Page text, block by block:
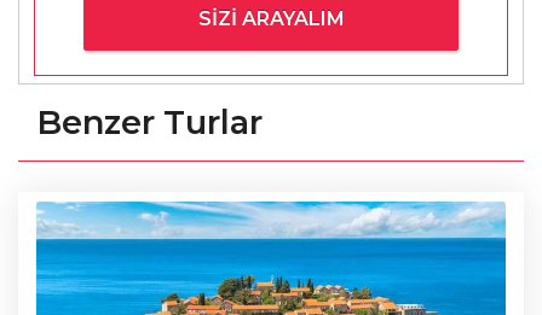
SIZI ARAYALIM
Benzer Turlar